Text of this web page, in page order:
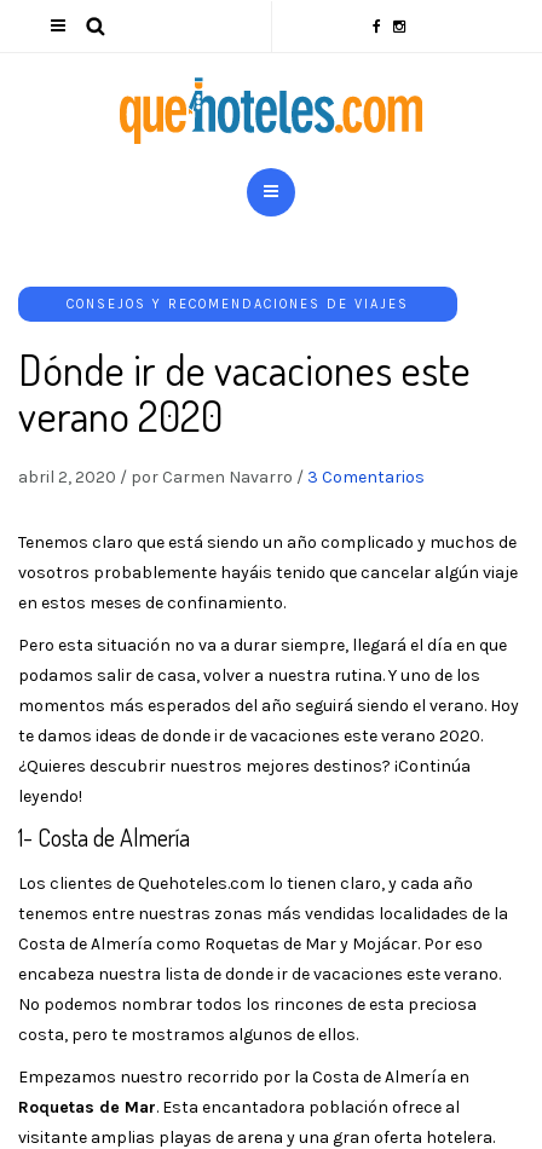
CONSEJOS Y RECOMENDACIONES DE VIAJES
Dónde ir de vacaciones este
verano 2020
abril 2, 2020 / por Carmen Navarro / 3 Comentarios
Tenemos claro que está siendo un año complicado y muchos de
vosotros probablemente hayáis tenido que cancelar algún viaje
en estos meses de confinamiento.
Pero esta situación no va a durar siempre, llegará el día en que
podamos salir de casa, volver a nuestra rutina. Y uno de los
momentos más esperados del año seguirá siendo el verano. Hoy
te damos ideas de donde ir de vacaciones este verano 2020.
¿Quieres descubrir nuestros mejores destinos? ¡Continúa
leyendo!
1- Costa de Almería
Los clientes de Quehoteles.com lo tienen claro, y cada año
tenemos entre nuestras zonas más vendidas localidades de la
Costa de Almería como Roquetas de Mar y Mojácar. Por eso
encabeza nuestra lista de donde ir de vacaciones este verano.
No podemos nombrar todos los rincones de esta preciosa
costa, pero te mostramos algunos de ellos.
Empezamos nuestro recorrido por la Costa de Almería en
Roquetas de Mar. Esta encantadora población ofrece al
visitante amplias playas de arena y una gran oferta hotelera.